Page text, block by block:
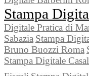
Stampa
Digitale Pratica di
Sabazia Stampa
Bruno Buozzi Roma
Stampa Digitale